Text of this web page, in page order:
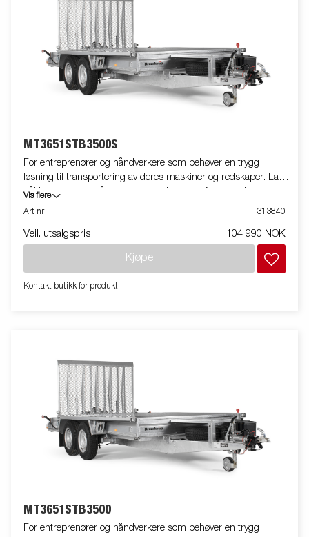
MT3651STB3500S
For entreprenører og håndverkere som behøver en trygg
løsning til transportering av deres maskiner og redskaper. Lav
påkjøringshøyde på grunn av den lange og forsterkede rampen.
De lange skjermene gjør det enkelt å stige inn og ut av
valgfritt utstyr. Frakt, registrering og miljøavgift kan tilkomme.
Vis flere
Art nr
313840
Veil. utsalgspris 104 990 NOK
Kjøpe
Kontakt butikk for produkt
MT3651STB3500
For entreprenører og håndverkere som behøver en trygg